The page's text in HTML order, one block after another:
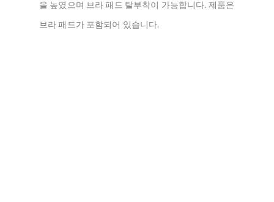
을 높였으며 브라 패드 탈부착이 가능합니다. 제품은
브라 패드가 포함되어 있습니다.